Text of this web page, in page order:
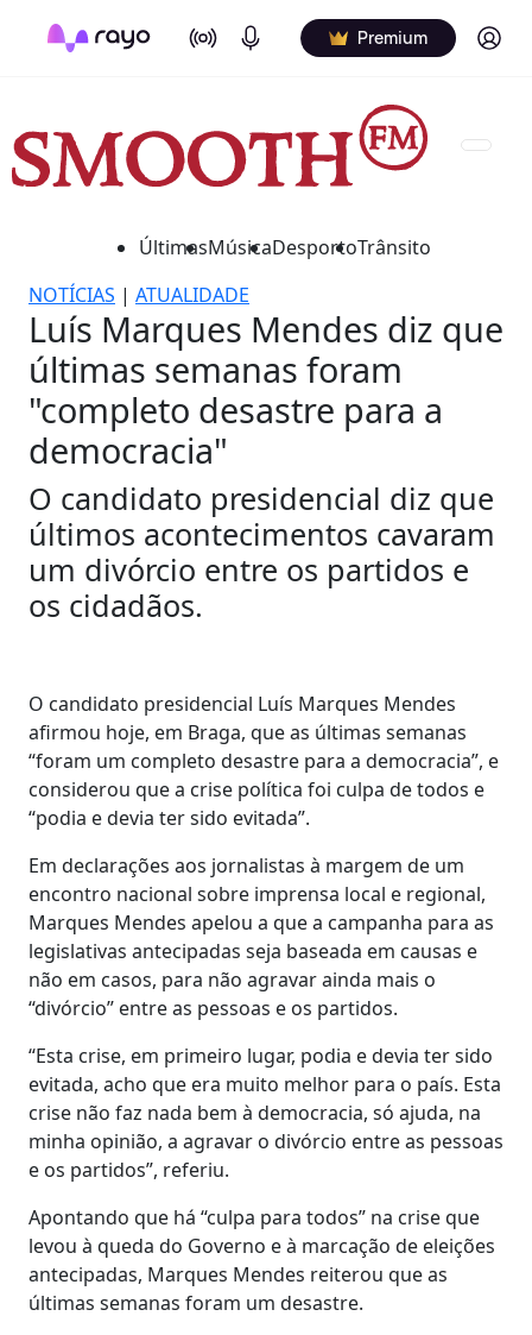
On Air Podcasts Premium Log in
ÚltimasMúsicaDesportoTrânsito
NOTÍCIAS | ATUALIDADE
Luís Marques Mendes diz que
últimas semanas foram
"completo desastre para a
democracia"
O candidato presidencial diz que
últimos acontecimentos cavaram
um divórcio entre os partidos e
os cidadãos.
O candidato presidencial Luís Marques Mendes
afirmou hoje, em Braga, que as últimas semanas
“foram um completo desastre para a democracia”, e
considerou que a crise política foi culpa de todos e
“podia e devia ter sido evitada”.
Em declarações aos jornalistas à margem de um
encontro nacional sobre imprensa local e regional,
Marques Mendes apelou a que a campanha para as
legislativas antecipadas seja baseada em causas e
não em casos, para não agravar ainda mais o
“divórcio” entre as pessoas e os partidos.
“Esta crise, em primeiro lugar, podia e devia ter sido
evitada, acho que era muito melhor para o país. Esta
crise não faz nada bem à democracia, só ajuda, na
minha opinião, a agravar o divórcio entre as pessoas
e os partidos”, referiu.
Apontando que há “culpa para todos” na crise que
levou à queda do Governo e à marcação de eleições
antecipadas, Marques Mendes reiterou que as
últimas semanas foram um desastre.